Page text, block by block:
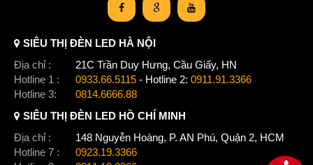
SIÊU THỊ ĐÈN LED HÀ NỘI
Địa chỉ :
21C Trần Duy Hưng, Cầu Giấy, HN
Hotline 1 :
0933.66.5115 - Hotline 2: 0911.91.3366
Hotline 3:
0814.6666.88
SIÊU THỊ ĐÈN LED HỒ CHÍ MINH
Địa chỉ :
148 Nguyễn Hoàng, P. AN Phú, Quận 2, HCM
Hotline 7 :
0923.19.3366